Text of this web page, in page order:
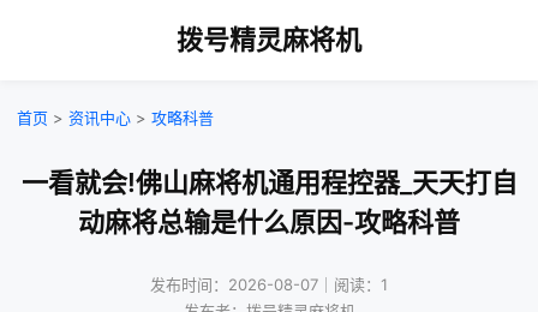
拨号精灵麻将机
首页 > 资讯中心 > 攻略科普
一看就会!佛山麻将机通用程控器_天天打自
动麻将总输是什么原因-攻略科普
发布时间：2026-08-07｜阅读：1